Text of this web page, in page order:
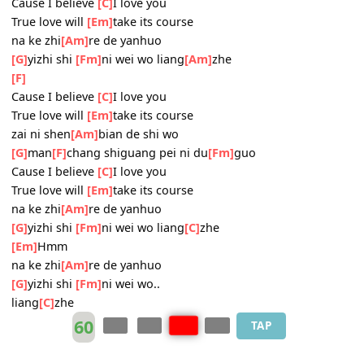
[Fm]bu hui[Em]bu hui[Ebm]
shi[G]jian
Cause I believe [C] I love you
True love will
zai ni shen[Am]bian de shi wo
[G]man[F]chang shiguang pei ni du
Cause I believe[C] I love you
True love will[Em]take its course
na ke zhi[Am] re de yanhuo
[G]yizhi shi [Fm]ni wei wo liang
[F]
Cause I believe
I love you
True love will[Em]take its course
zai ni shen[Am]bian de shi wo
[G]man[F]chang shiguang pei ni du
Cause I believe[C]I love you
True love will
take its course